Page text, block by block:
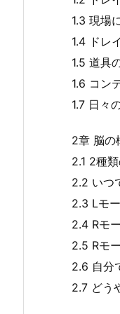
1.3 現場
1.4 ドレ
1.5 道具
1.6 コン
1.7 日々
2章 脳の
2.1 2種
2.2 いつ
2.3 Lモ
2.4 Rモ
2.5 Rモ
2.6 自分
2.7 どう